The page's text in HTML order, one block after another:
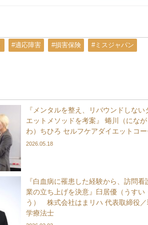
#適応障害 #損害保険 #ミスジャパン
『メンタルを整え、リバウンドしない
エットメソッドを考案』 蜷川（になが
わ）ちひろ セルフケアダイエットコー
2026.05.18
『白血病に罹患した経験から、訪問看
業の立ち上げを決意』臼居優（うすい
う） 株式会社はまリハ 代表取締役／
学療法士